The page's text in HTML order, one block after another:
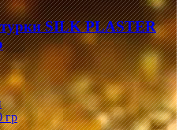
SILK PLASTER